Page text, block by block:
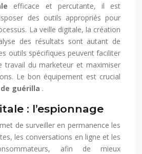
efficace et percutante, il est
des outils appropriés pour
La veille digitale, la création
des résultats sont autant de
outils spécifiques peuvent faciliter
travail du marketeur et maximiser
Le bon équipement est crucial
guérilla .
: l’espionnage
de surveiller en permanence les
les conversations en ligne et les
afin de mieux